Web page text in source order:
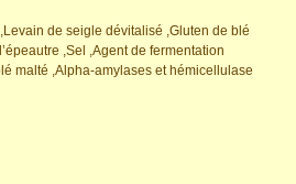
de seigle dévitalisé ,Gluten de blé
,Sel ,Agent de fermentation
malté ,Alpha-amylases et hémicellulase